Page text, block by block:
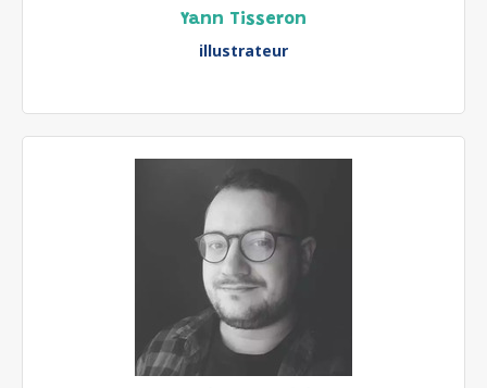
Yann Tisseron
illustrateur